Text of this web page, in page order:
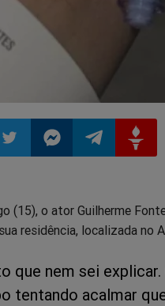
no
no
no
no
(15), o ator Guilherme
residência, localizada no
que nem sei
tentando acalmar